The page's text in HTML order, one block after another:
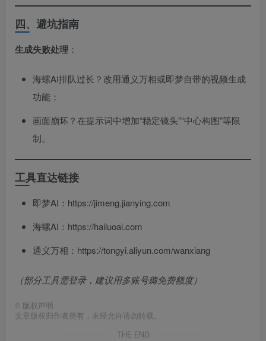
四、避坑指南
生成失败处理 ：
海螺AI排队过长？改用通义万相或即梦自带的视频生成
功能；
画面崩坏？在提示词中增加“稳定镜头”“中心构图”等限
制。
工具直达链接
即梦AI：https://jimeng.jianying.com
海螺AI：https://hailuoai.com
通义万相：https://tongyi.aliyun.com/wanxiang
（部分工具需登录，建议用多账号薅免费额度）
© 版权声明
文章版权归作者所有，未经允许请勿转载。
THE END